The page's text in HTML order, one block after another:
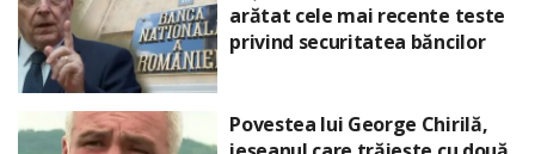
arătat cele mai recente teste
privind securitatea băncilor
Povestea lui George Chirilă,